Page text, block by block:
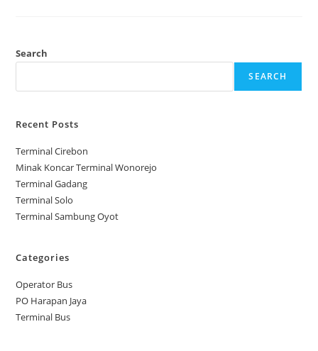
Search
SEARCH
Recent Posts
Terminal Cirebon
Minak Koncar Terminal Wonorejo
Terminal Gadang
Terminal Solo
Terminal Sambung Oyot
Categories
Operator Bus
PO Harapan Jaya
Terminal Bus